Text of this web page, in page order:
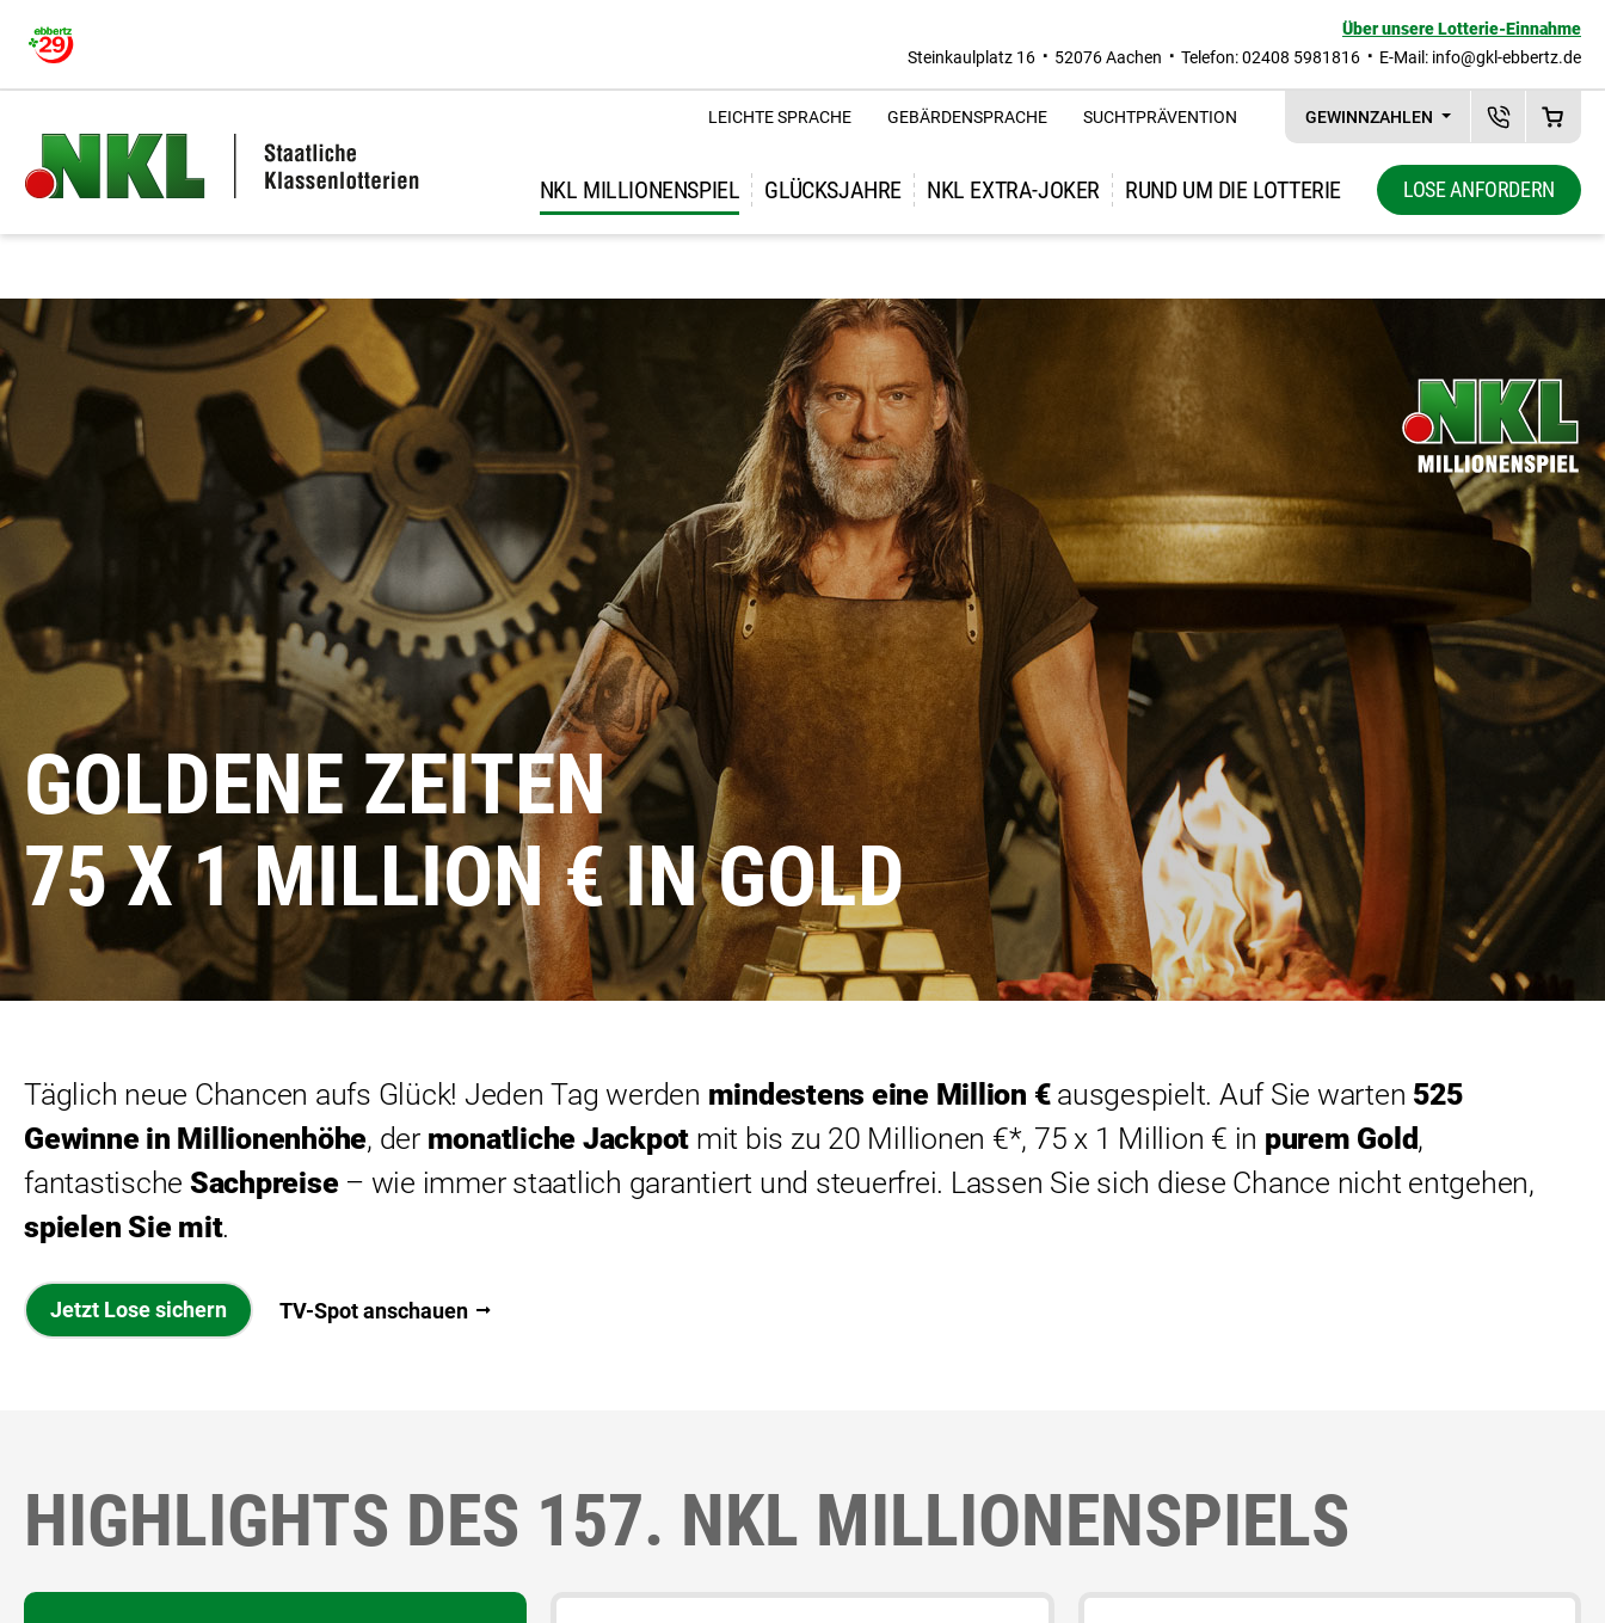
Über unsere Lotterie-Einnahme
Steinkaulplatz 16
52076 Aachen Telefon: 02408 5981816 E-Mail: info@gkl-ebbertz.de
LEICHTE SPRACHE GEBÄRDENSPRACHE SUCHTPRÄVENTION GEWINNZAHLEN
NKL MILLIONENSPIEL GLÜCKSJAHRE NKL EXTRA-JOKER RUND UM DIE LOTTERIE
Zeige Unternavigation zu "Rund um die Lotterie"
LOSE ANFORDERN
Highlights des 157. NKL Millionenspiels So funktioniert's Der NKL-Jackpot Ausgewählte Los-Kombinationen
GOLDENE ZEITEN
75 X 1 MILLION € IN GOLD
Täglich neue Chancen aufs Glück! Jeden Tag werden mindestens eine Million €ausgespielt. Auf Sie warten 525
Gewinne in Millionenhöhe, der monatliche Jackpot mit bis zu 20 Millionen €*, 75 x 1 Million € in purem Gold,
fantastische Sachpreise – wie immer staatlich garantiert und steuerfrei. Lassen Sie sich diese Chance nicht entgehen,
spielen Sie mit.
Jetzt Lose sichern TV-Spot anschauen
HIGHLIGHTS DES 157. NKL MILLIONENSPIELS